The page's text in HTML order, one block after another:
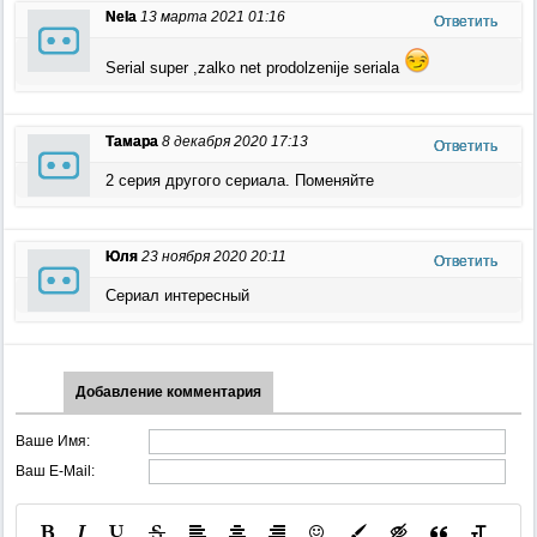
Nela 13 марта 2021 01:16 Ответить
Serial super ,zalko net prodolzenije seriala
Тамара 8 декабря 2020 17:13 Ответить
2 серия другого сериала. Поменяйте
Юля 23 ноября 2020 20:11 Ответить
Сериал интересный
Добавление комментария
Ваше Имя:
Ваш E-Mail: